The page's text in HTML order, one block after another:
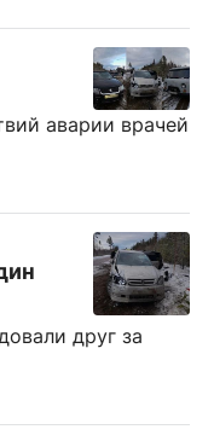
аварии врачей
друг за